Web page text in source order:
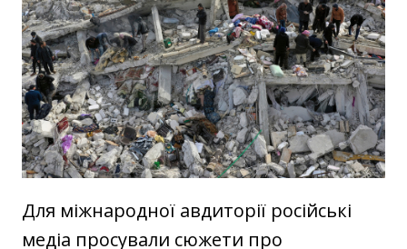
Для міжнародної авдиторії російські
медіа просували сюжети про